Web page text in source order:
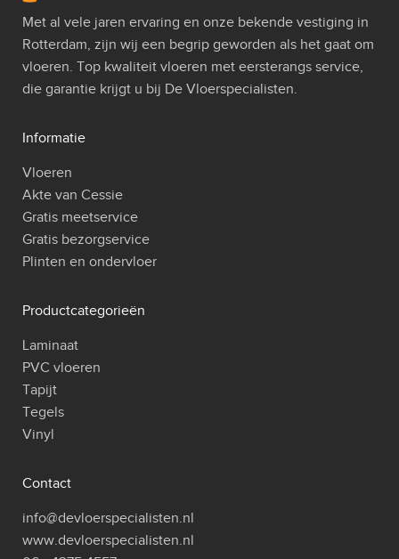
Met al vele jaren ervaring en onze bekende vestiging in
Rotterdam, zijn wij een begrip geworden als het gaat om
vloeren. Top kwaliteit vloeren met eersterangs service,
die garantie krijgt u bij De Vloerspecialisten.
Informatie
Vloeren
Akte van Cessie
Gratis meetservice
Gratis bezorgservice
Plinten en ondervloer
Productcategorieën
Laminaat
PVC vloeren
Tapijt
Tegels
Vinyl
Contact
info@devloerspecialisten.nl
www.devloerspecialisten.nl